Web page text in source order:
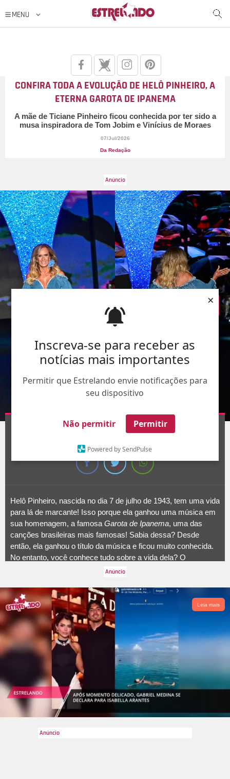
Inscreva-se para receber as
notícias mais importantes
Permitir que Estrelando envie notificações para
seu dispositivo
Não permitir Permitir
Powered by SendPulse
×
CONFIRA TODA A EVOLUÇÃO DE HELÔ PINHEIRO, A
ETERNA GAROTA DE IPANEMA
A mãe de Ticiane Pinheiro ficou conhecida por ter sido a
musa inspiradora de Tom Jobim e Vinícius de Moraes
07/Jul/2026
Da Redação
/27
Helô Pinheiro, nascida no dia 7 de julho de 1943, tem uma vida
para lá de marcante! Isso porque ela ganhou uma música em
sua homenagem, a famosa Garota de Ipanema, uma das
canções brasileiras mais famosas! Sabia dessa? Desde
então, ela ganhou o título da música e ficou muito conhecida.
No entanto, você conhece tudo sobre a vida dela? O
separou tudo que você precisa saber para
Leia mais